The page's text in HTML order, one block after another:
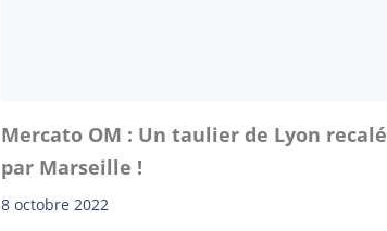
Mercato OM : Un taulier de Lyon recalé
par Marseille !
8 octobre 2022